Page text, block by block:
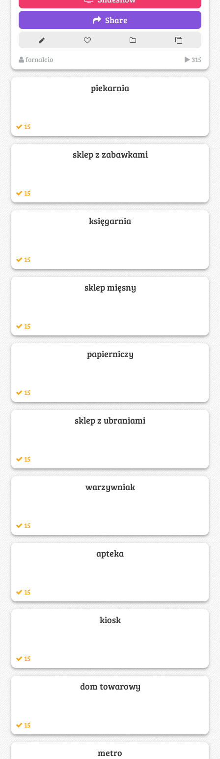
Share
fornalcio 315
piekarnia
15
sklep z zabawkami
15
księgarnia
15
sklep mięsny
15
papierniczy
15
sklep z ubraniami
15
warzywniak
15
apteka
15
kiosk
15
dom towarowy
15
metro